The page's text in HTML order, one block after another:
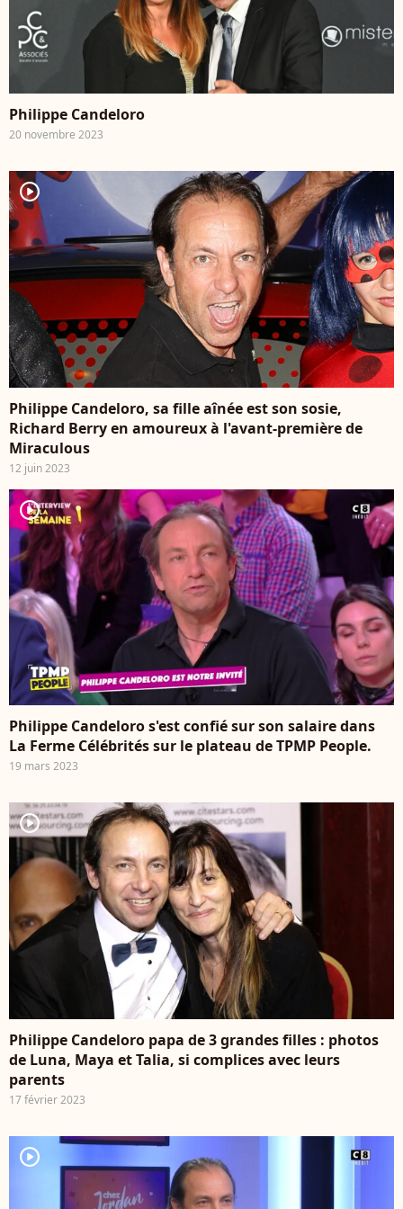
Philippe Candeloro
20 novembre 2023
player2
Philippe Candeloro, sa fille aînée est son sosie,
Richard Berry en amoureux à l'avant-première de
Miraculous
12 juin 2023
player2
Philippe Candeloro s'est confié sur son salaire dans
La Ferme Célébrités sur le plateau de TPMP People.
19 mars 2023
player2
Philippe Candeloro papa de 3 grandes filles : photos
de Luna, Maya et Talia, si complices avec leurs
parents
17 février 2023
player2